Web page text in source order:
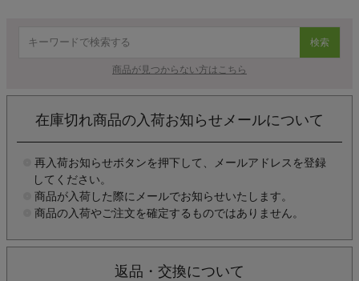
検索
商品が見つからない方はこちら
在庫切れ商品の入荷お知らせメールについて
再入荷お知らせボタンを押下して、メールアドレスを登録
してください。
商品が入荷した際にメールでお知らせいたします。
商品の入荷やご注文を確定するものではありません。
返品・交換について